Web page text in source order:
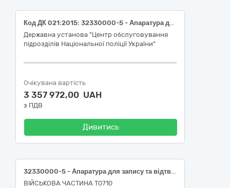
Код ДК 021:2015: 32330000-5 - Апаратура для запису та відтворення аудіо- та відеоматеріалу (Цифрова відеокамера Panasonic HC-V900 Black або еквівалент)
Державна установа "Центр обслуговування
підрозділів Національної поліції України"
Очікувана вартість
3 357 972,00 UAH
з ПДВ
Дивитись
32330000-5 - Апаратура для запису та відтворення аудіо- та відеоматеріалу (32333000-6 Апаратура для відеозапису та відео відтворення)
ВІЙСЬКОВА ЧАСТИНА Т0710